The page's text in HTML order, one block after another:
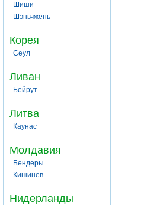
Шиши
Шэньчжень
Корея
Сеул
Ливан
Бейрут
Литва
Каунас
Молдавия
Бендеры
Кишинев
Нидерланды